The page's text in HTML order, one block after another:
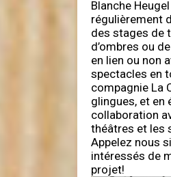
Blanche
régulièrement
des stages de
d’ombres ou
en lien ou non
spectacles en
compagnie La
glingues, et en
collaboration
théâtres et les
Appelez nous
intéressés de
projet!